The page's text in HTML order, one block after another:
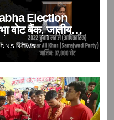
Election
वोट बैंक, जातीय
MLA और 2027
DNS NEWS